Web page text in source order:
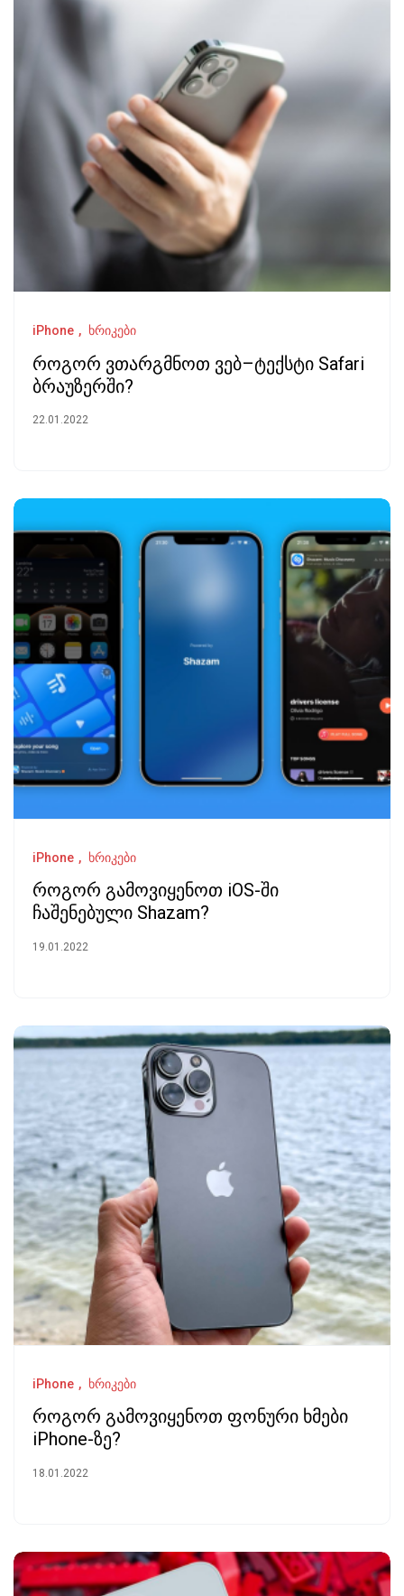
iPhone ხრიკები
როგორ ვთარგმნოთ ვებ–ტექსტი Safari
ბრაუზერში?
22.01.2022
iPhone ხრიკები
როგორ გამოვიყენოთ iOS-ში
ჩაშენებული Shazam?
19.01.2022
iPhone ხრიკები
როგორ გამოვიყენოთ ფონური ხმები
iPhone-ზე?
18.01.2022